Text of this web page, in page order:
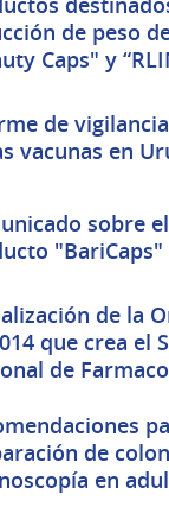
de peso
Caps" y
de
vacunas en
sobre
"BariCaps"
de la
que crea el
de
de
en